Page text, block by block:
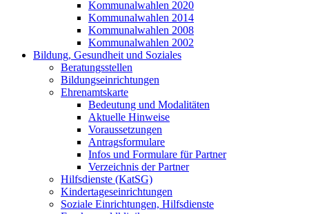
Kommunalwahlen 2020
Kommunalwahlen 2014
Kommunalwahlen 2008
Kommunalwahlen 2002
Bildung, Gesundheit und Soziales
Beratungsstellen
Bildungseinrichtungen
Ehrenamtskarte
Bedeutung und Modalitäten
Aktuelle Hinweise
Voraussetzungen
Antragsformulare
Infos und Formulare für Partner
Verzeichnis der Partner
Hilfsdienste (KatSG)
Kindertageseinrichtungen
Soziale Einrichtungen, Hilfsdienste